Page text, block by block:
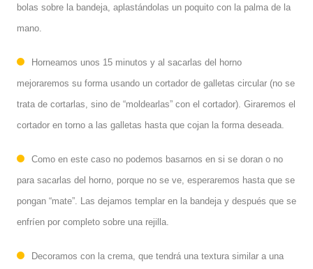
bolas sobre la bandeja, aplastándolas un poquito con la palma de la
mano.
Horneamos unos 15 minutos y al sacarlas del horno
mejoraremos su forma usando un cortador de galletas circular (no se
trata de cortarlas, sino de “moldearlas” con el cortador). Giraremos el
cortador en torno a las galletas hasta que cojan la forma deseada.
Como en este caso no podemos basarnos en si se doran o no
para sacarlas del horno, porque no se ve, esperaremos hasta que se
pongan “mate”. Las dejamos templar en la bandeja y después que se
enfríen por completo sobre una rejilla.
Decoramos con la crema, que tendrá una textura similar a una